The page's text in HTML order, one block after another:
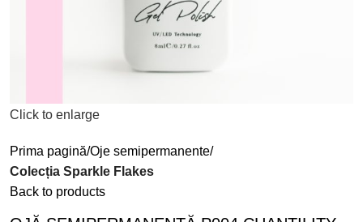
Click to enlarge
Prima pagină Oje semipermanente
Colecția Sparkle Flakes
Back to products